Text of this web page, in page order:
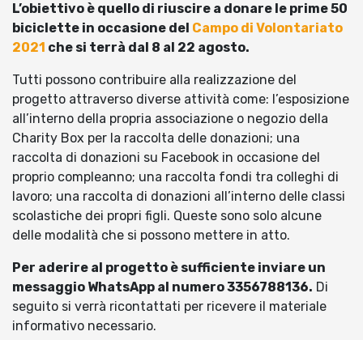
L’obiettivo è quello di riuscire a donare le prime 50
biciclette in occasione del Campo di Volontariato
2021 che si terrà dal 8 al 22 agosto.
Tutti possono contribuire alla realizzazione del
progetto attraverso diverse attività come: l’esposizione
all’interno della propria associazione o negozio della
Charity Box per la raccolta delle donazioni; una
raccolta di donazioni su Facebook in occasione del
proprio compleanno; una raccolta fondi tra colleghi di
lavoro; una raccolta di donazioni all’interno delle classi
scolastiche dei propri figli. Queste sono solo alcune
delle modalità che si possono mettere in atto.
Per aderire al progetto è sufficiente inviare un
messaggio WhatsApp al numero 3356788136. Di
seguito si verrà ricontattati per ricevere il materiale
informativo necessario.